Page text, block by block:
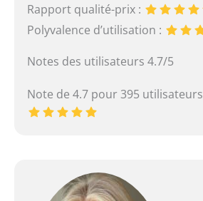
Rapport qualité-prix :
Polyvalence d’utilisation :
Notes des utilisateurs 4.7/5
Note de 4.7 pour 395 utilisateurs